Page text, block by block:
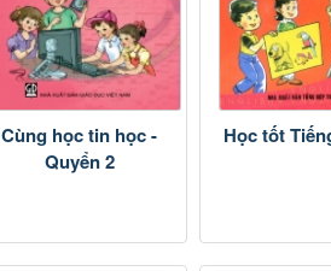
Cùng học tin học -
Quyển 2
Học tốt